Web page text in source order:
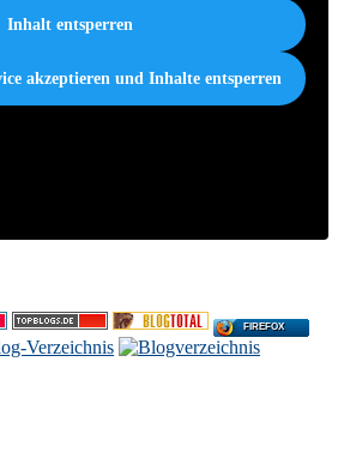
Inhalt entsperren
akzeptieren und Inhalte entsperren
FIREFOX